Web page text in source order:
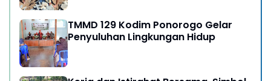
TMMD 129 Kodim Ponorogo Gelar
Penyuluhan Lingkungan Hidup